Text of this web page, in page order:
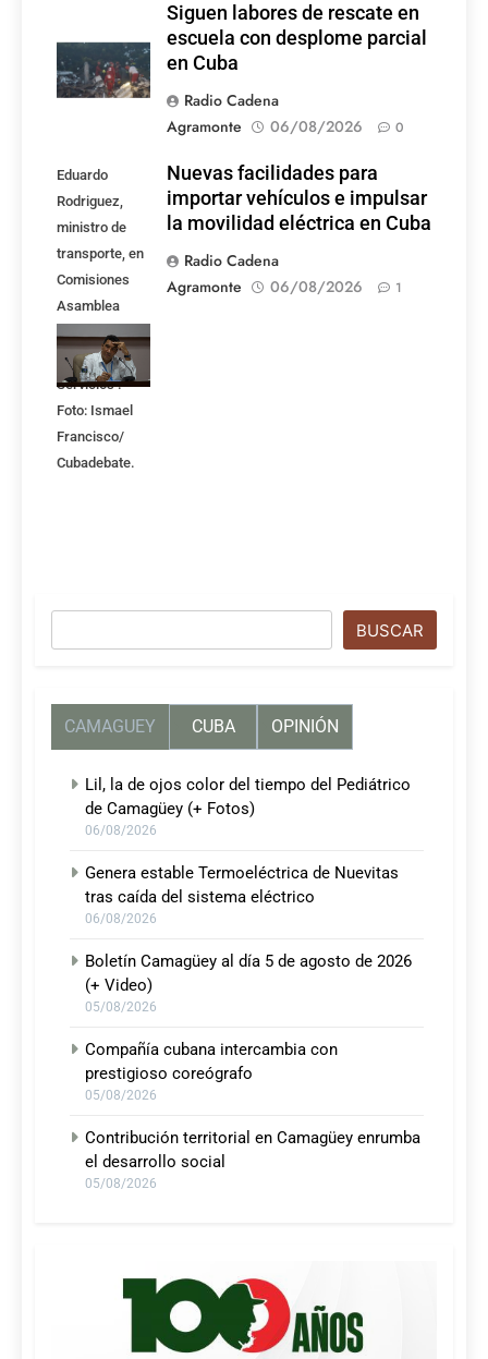
Siguen labores de rescate en
escuela con desplome parcial
en Cuba
Radio Cadena
Agramonte
06/08/2026 0
Eduardo
Rodriguez,
ministro de
transporte, en
Comisiones
Asamblea
Nacional,
Atención a los
Servicios .
Foto: Ismael
Francisco/
Cubadebate.
Nuevas facilidades para
importar vehículos e impulsar
la movilidad eléctrica en Cuba
Radio Cadena
Agramonte
06/08/2026 1
BUSCAR
CAMAGUEY CUBA OPINIÓN
Lil, la de ojos color del tiempo del Pediátrico
de Camagüey (+ Fotos)
06/08/2026
Genera estable Termoeléctrica de Nuevitas
tras caída del sistema eléctrico
06/08/2026
Boletín Camagüey al día 5 de agosto de 2026
(+ Video)
05/08/2026
Compañía cubana intercambia con
prestigioso coreógrafo
05/08/2026
Contribución territorial en Camagüey enrumba
el desarrollo social
05/08/2026